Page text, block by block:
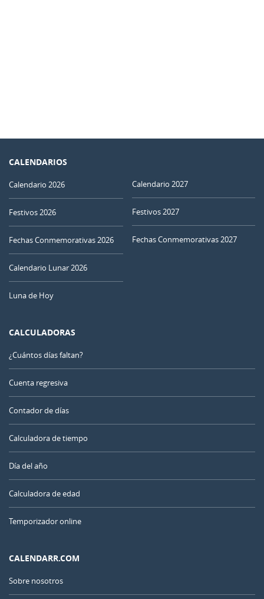
CALENDARIOS
Calendario 2026
Festivos 2026
Fechas Conmemorativas 2026
Calendario Lunar 2026
Luna de Hoy
Calendario 2027
Festivos 2027
Fechas Conmemorativas 2027
CALCULADORAS
¿Cuántos días faltan?
Cuenta regresiva
Contador de días
Calculadora de tiempo
Día del año
Calculadora de edad
Temporizador online
CALENDARR.COM
Sobre nosotros